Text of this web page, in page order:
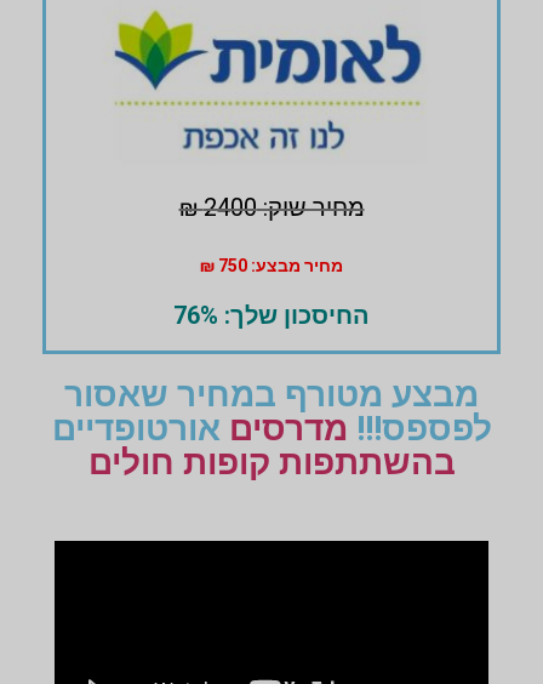
מחיר שוק: 2400 ₪
מחיר מבצע: 750 ₪
החיסכון שלך: 76%
מבצע מטורף במחיר שאסור
לפספס!!! מדרסים אורטופדיים
בהשתתפות קופות חולים